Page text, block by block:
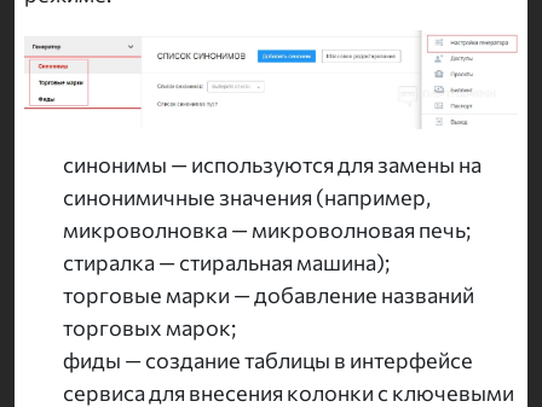
синонимы — используются для замены на
синонимичные значения (например,
микроволновка — микроволновая печь;
стиралка — стиральная машина);
торговые марки — добавление названий
торговых марок;
фиды — создание таблицы в интерфейсе
сервиса для внесения колонки с ключевыми